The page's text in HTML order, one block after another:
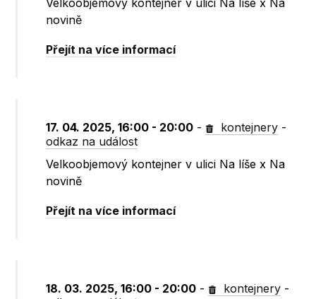
Velkoobjemový kontejner v ulici Na líše x Na
novině
Přejít na více informací
17. 04. 2025, 16:00 - 20:00 - kontejnery -
odkaz na událost
Velkoobjemový kontejner v ulici Na líše x Na
novině
Přejít na více informací
18. 03. 2025, 16:00 - 20:00 - kontejnery -